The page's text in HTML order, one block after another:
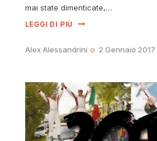
mai state dimenticate,…
LEGGI DI PIÙ
Alex Alessandrini 2 Gennaio 2017